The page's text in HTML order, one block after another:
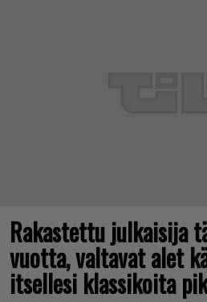
Rakastettu julkaisija
vuotta, valtavat alet
itsellesi klassikoita